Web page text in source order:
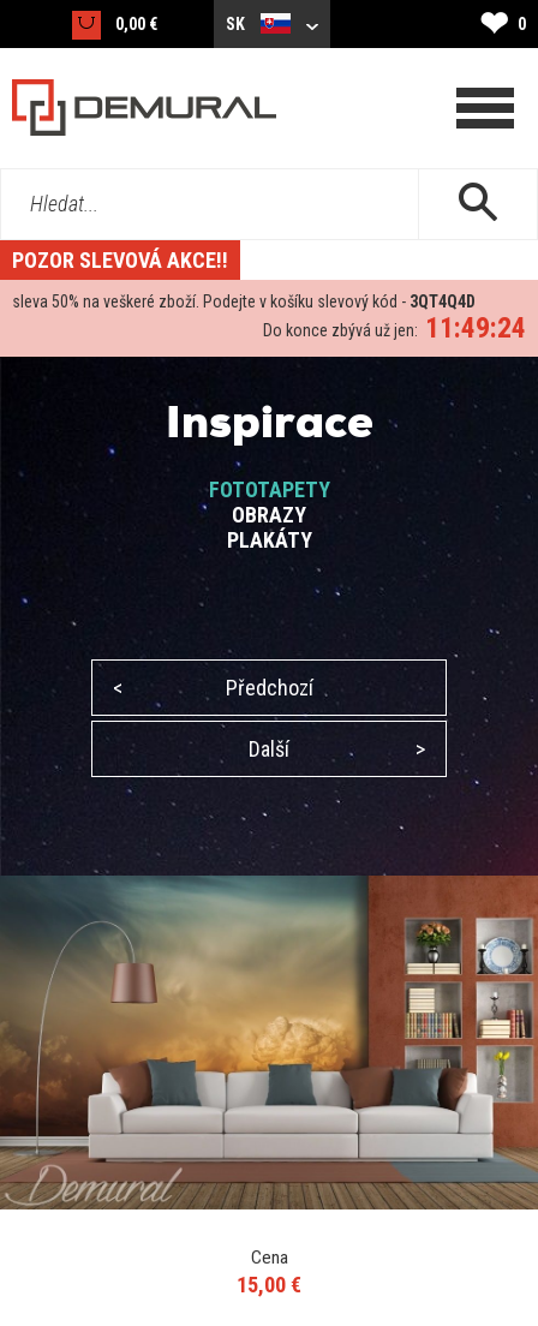
0,00 € SK ❤ 0
Hledat...
POZOR SLEVOVÁ AKCE!!
sleva 50% na veškeré zboží. Podejte v košíku slevový kód - 3QT4Q4D
11:49:24
Do konce zbývá už jen:
Inspirace
FOTOTAPETY
OBRAZY
PLAKÁTY
< Předchozí
Další >
Cena
15,00 €